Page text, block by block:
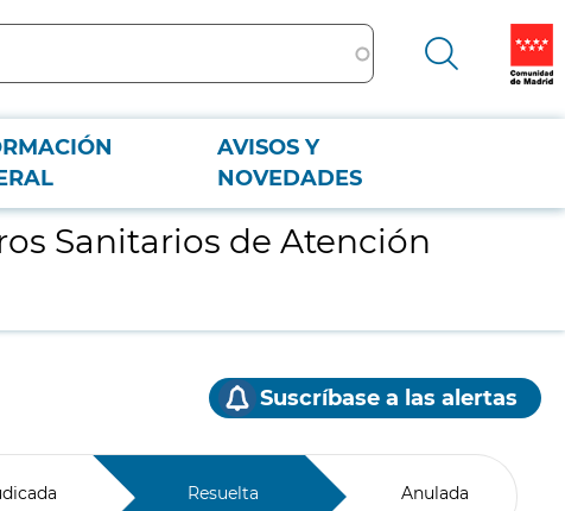
AVISOS Y
NOVEDADES
Sanitarios de Atención
Suscríbase a las alertas
Resuelta Anulada